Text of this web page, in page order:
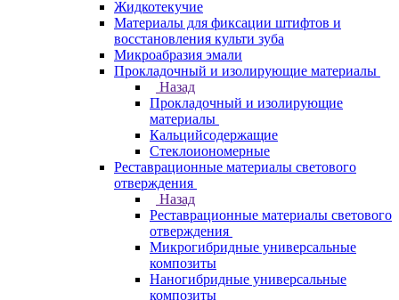
Жидкотекучие
Материалы для фиксации штифтов и
восстановления культи зуба
Микроабразия эмали
Прокладочный и изолирующие материалы
Назад
Прокладочный и изолирующие
материалы
Кальцийсодержащие
Стеклоиономерные
Реставрационные материалы светового
отверждения
Назад
Реставрационные материалы светового
отверждения
Микрогибридные универсальные
композиты
Наногибридные универсальные
композиты